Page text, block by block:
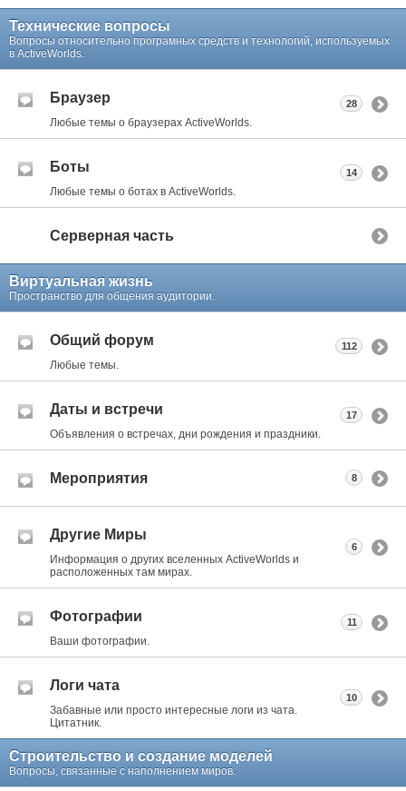
Технические вопросы
Вопросы относительно програмных средств и технологий, используемых
в ActiveWorlds.
Браузер
Любые темы о браузерах ActiveWorlds.
28
Боты
Любые темы о ботах в ActiveWorlds.
14
Серверная часть
Виртуальная жизнь
Пространство для общения аудитории.
Общий форум
Любые темы.
112
Даты и встречи
Объявления о встречах, дни рождения и праздники.
17
Мероприятия 8
Другие Миры
Информация о других вселенных ActiveWorlds и
расположенных там мирах.
6
Фотографии
Ваши фотографии.
11
Логи чата
Забавные или просто интересные логи из чата.
Цитатник.
10
Строительство и создание моделей
Вопросы, связанные с наполнением миров.